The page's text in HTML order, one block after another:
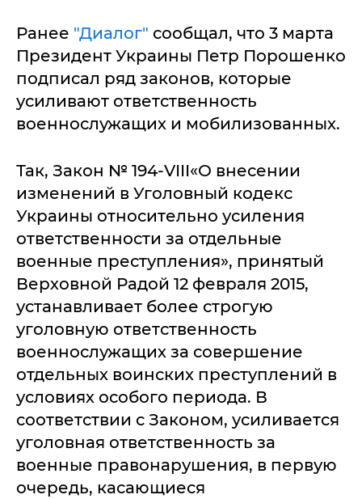
Ранее "Диалог" сообщал, что 3 марта
Президент Украины Петр Порошенко
подписал ряд законов, которые
усиливают ответственность
военнослужащих и мобилизованных.
Так, Закон № 194-VIII«О внесении
изменений в Уголовный кодекс
Украины относительно усиления
ответственности за отдельные
военные преступления», принятый
Верховной Радой 12 февраля 2015,
устанавливает более строгую
уголовную ответственность
военнослужащих за совершение
отдельных воинских преступлений в
условиях особого периода. В
соответствии с Законом, усиливается
уголовная ответственность за
военные правонарушения, в первую
очередь, касающиеся